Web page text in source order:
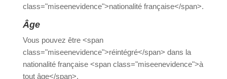
class="miseenevidence">nationalité
française</span>.
Âge
Vous pouvez être <span
class="miseenevidence">réintégré</span> dans la
nationalité française <span